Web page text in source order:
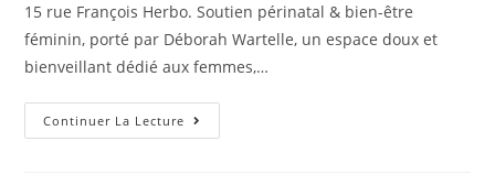
15 rue François Herbo. Soutien périnatal & bien-être
féminin, porté par Déborah Wartelle, un espace doux et
bienveillant dédié aux femmes,…
Continuer La Lecture